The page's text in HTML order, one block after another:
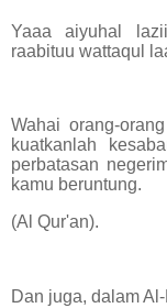
Yaaa aiyuhal
raabituu wattaqul
Wahai orang-
kuatkanlah
perbatasan
kamu beruntung.
(Al Qur'an).
Dan juga, dalam